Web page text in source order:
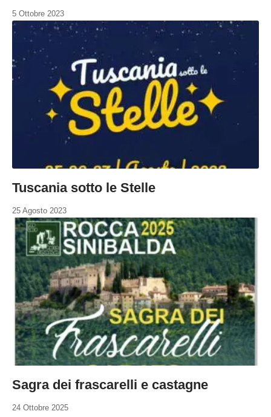
5 Ottobre 2023
Tuscania sotto le Stelle
25 Agosto 2023
Sagra dei frascarelli e castagne
24 Ottobre 2025